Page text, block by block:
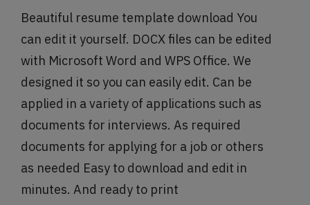
Beautiful resume template download You
can edit it yourself. DOCX files can be edited
with Microsoft Word and WPS Office. We
designed it so you can easily edit. Can be
applied in a variety of applications such as
documents for interviews. As required
documents for applying for a job or others
as needed Easy to download and edit in
minutes. And ready to print